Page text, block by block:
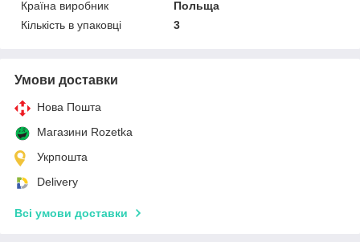
Країна виробник
Польща
Кількість в упаковці
3
Умови доставки
Нова Пошта
Магазини Rozetka
Укрпошта
Delivery
Всі умови доставки